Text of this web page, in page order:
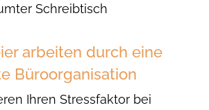
arbeiten durch eine
Büroorganisation
Ihren Stressfaktor bei